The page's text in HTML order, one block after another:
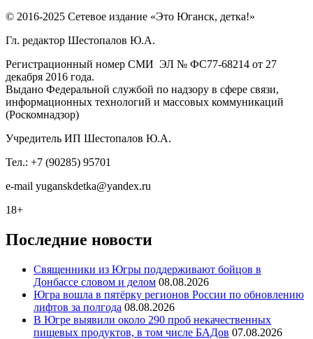
© 2016-2025 Сетевое издание «Это Юганск, детка!»
Гл. редактор Шестопалов Ю.А.
Регистрационный номер СМИ ЭЛ № ФС77-68214 от 27
декабря 2016 года.
Выдано Федеральной службой по надзору в сфере связи,
информационных технологий и массовых коммуникаций
(Роскомнадзор)
Учредитель ИП Шестопалов Ю.А.
Тел.: +7 (90285) 95701
e-mail yuganskdetka@yandex.ru
18+
Последние новости
Священники из Югры поддерживают бойцов в
Донбассе словом и делом 08.08.2026
Югра вошла в пятёрку регионов России по обновлению
лифтов за полгода 08.08.2026
В Югре выявили около 290 проб некачественных
пищевых продуктов, в том числе БАДов 07.08.2026